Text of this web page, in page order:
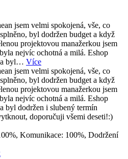
jsem velmi spokojená, vše, co
byl dodržen budget a když
projektovou manažerkou jsem
nejvíc ochotná a milá. Eshop
a byl… Více
jsem velmi spokojená, vše, co
byl dodržen budget a když
projektovou manažerkou jsem
nejvíc ochotná a milá. Eshop
byl dodržen i slubený termín
doporučuji všemi deseti!:)
Komunikace: 100%, Dodržení